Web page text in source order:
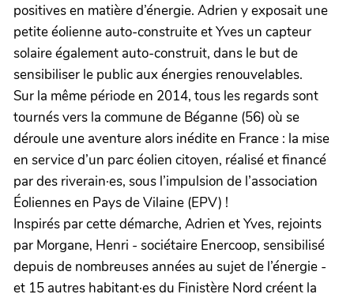
positives en matière d’énergie. Adrien y exposait une
petite éolienne auto-construite et Yves un capteur
solaire également auto-construit, dans le but de
sensibiliser le public aux énergies renouvelables.
Sur la même période en 2014, tous les regards sont
tournés vers la commune de Béganne (56) où se
déroule une aventure alors inédite en France : la mise
en service d’un parc éolien citoyen, réalisé et financé
par des riverain·es, sous l’impulsion de l’association
Éoliennes en Pays de Vilaine (EPV) !
Inspirés par cette démarche, Adrien et Yves, rejoints
par Morgane, Henri - sociétaire Enercoop, sensibilisé
depuis de nombreuses années au sujet de l’énergie -
et 15 autres habitant·es du Finistère Nord créent la